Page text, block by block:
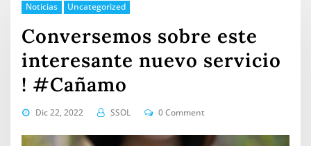
Noticias Uncategorized
Conversemos sobre este
interesante nuevo servicio
! #Cañamo
Dic 22, 2022 SSOL 0 Comment